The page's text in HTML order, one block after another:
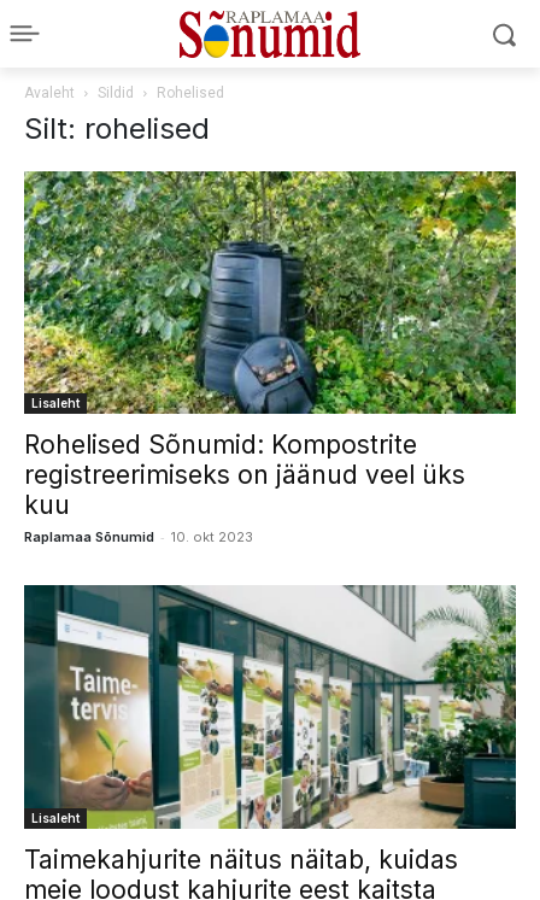
Avaleht Sildid Rohelised
Silt: rohelised
Lisaleht
Rohelised Sõnumid: Kompostrite
registreerimiseks on jäänud veel üks
kuu
Raplamaa Sõnumid - 10. okt 2023
Lisaleht
Taimekahjurite näitus näitab, kuidas
meie loodust kahjurite eest kaitsta